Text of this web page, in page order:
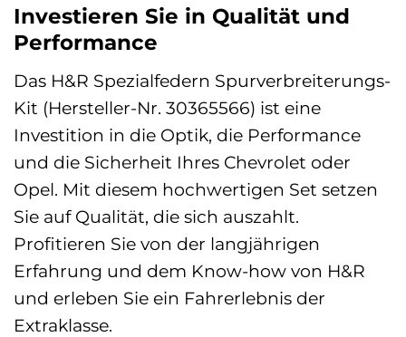
Investieren Sie in Qualität und
Performance
Das H&R Spezialfedern Spurverbreiterungs-
Kit (Hersteller-Nr. 30365566) ist eine
Investition in die Optik, die Performance
und die Sicherheit Ihres Chevrolet oder
Opel. Mit diesem hochwertigen Set setzen
Sie auf Qualität, die sich auszahlt.
Profitieren Sie von der langjährigen
Erfahrung und dem Know-how von H&R
und erleben Sie ein Fahrerlebnis der
Extraklasse.